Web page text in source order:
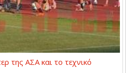
της ΑΣΑ και το τεχνικό